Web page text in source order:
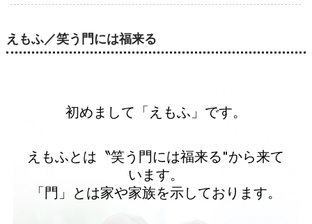
えもふ／笑う門には福来る
初めまして「えもふ」です。
えもふとは〝笑う門には福来る"から来て
います。
「門」とは家や家族を示しております。